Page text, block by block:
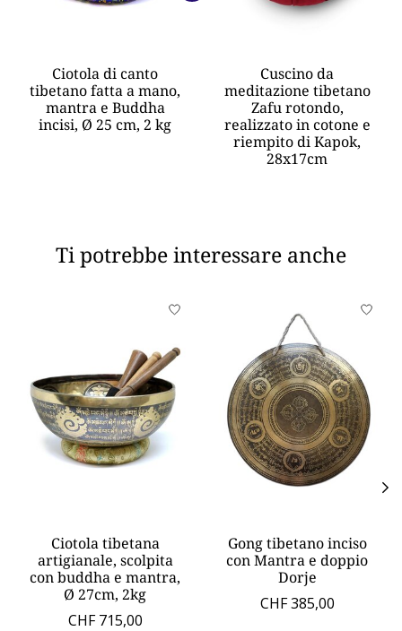
Ciotola di canto
tibetano fatta a mano,
mantra e Buddha
incisi, Ø 25 cm, 2 kg
Cuscino da
meditazione tibetano
Zafu rotondo,
realizzato in cotone e
riempito di Kapok,
28x17cm
Ti potrebbe interessare anche
Product carousel items
Ciotola tibetana
artigianale, scolpita
con buddha e mantra,
Ø 27cm, 2kg
CHF 715,00
Gong tibetano inciso
con Mantra e doppio
Dorje
CHF 385,00